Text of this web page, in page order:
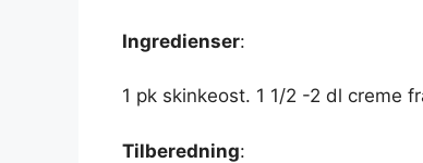
Ingredienser:
1 pk skinkeost. 1 1/2 -2 dl creme
Tilberedning: